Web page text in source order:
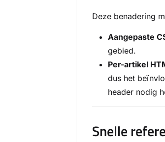
Deze benadering
Aangepaste
gebied.
Per-artikel
dus het
header nodig
Snelle